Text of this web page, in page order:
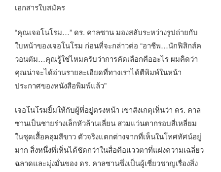
เอกสารใบสมัคร
“คุณเจอโนโรม…” ดร. คาลซาน มองสลับระหว่างรูปถ่ายกับ
ใบหน้าของเจอโนโรม ก่อนที่จะกล่าวต่อ “อาชีพ…นักฟิสิกส์ค
วอนตัม…คุณรู้ใช่ไหมครับว่าการคัดเลือกคืออะไร ผมคิดว่า
คุณน่าจะได้อ่านรายละเอียดที่ทางเราได้ตีพิมพ์ในหน้า
ประกาศของหนังสือพิมพ์แล้ว”
เจอโนโรมยิ้มให้กับผู้ที่อยู่ตรงหน้า เขาสังเกตุเห็นว่า ดร. คาล
ซานเป็นชายร่างเล็กหัวล้านเลี่ยน สวมแว่นตากรอบสี่เหลี่ยม
ในชุดเสื้อคลุมสีขาว ตัวจริงแตกต่างจากที่เห็นในโทศทัศน์อยู่
มาก สิ่งหนึ่งที่เห็นได้ชัดกว่าในสื่อคือแววตาที่แฝงความเฉลี่ยว
ฉลาดและมุ่งมั่นของ ดร. คาลซานซึ่งเป็นผู้เชี่ยวชาญเรื่องสิ่ง